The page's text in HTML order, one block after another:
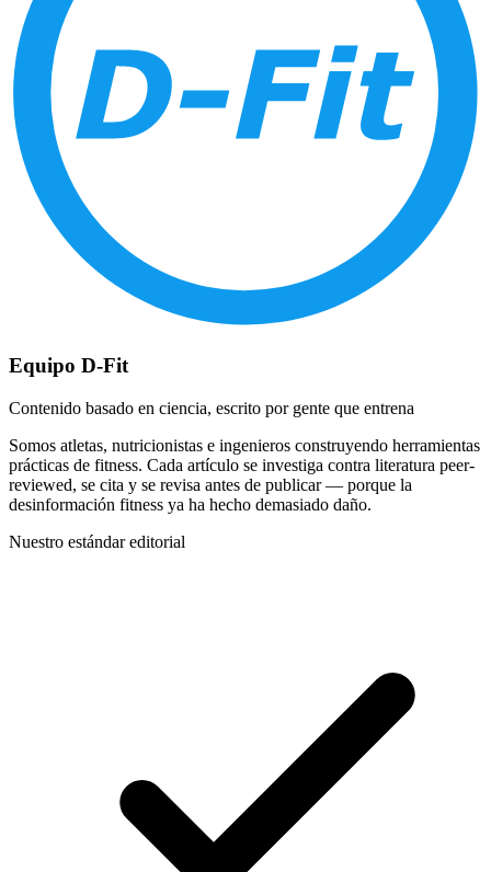
Equipo D-Fit
Contenido basado en ciencia, escrito por gente que entrena
Somos atletas, nutricionistas e ingenieros construyendo herramientas
prácticas de fitness. Cada artículo se investiga contra literatura peer-
reviewed, se cita y se revisa antes de publicar — porque la
desinformación fitness ya ha hecho demasiado daño.
Nuestro estándar editorial